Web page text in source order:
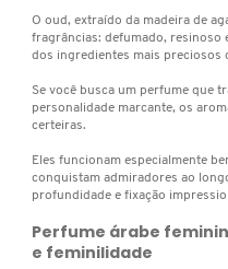
GIVENCHY
GLOW RECIPE
GUCCI
GUERLAIN
O oud, extraído da madeira de
fragrâncias: defumado, resinoso
dos ingredientes mais preciosos
Se você busca um perfume que
personalidade marcante, os
certeiras.
Eles funcionam especialmente
conquistam admiradores ao
profundidade e fixação
Perfume árabe
e feminilidade